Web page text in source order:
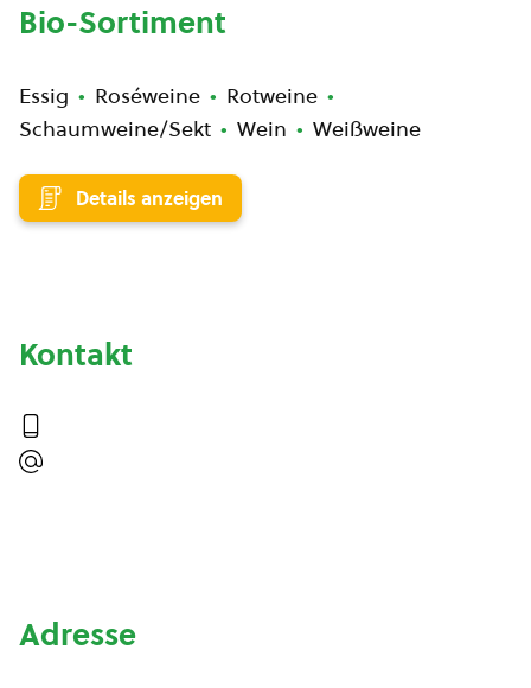
Bio-Sortiment
Essig Roséweine
Rotweine
Schaumweine/Sekt
Wein Weißweine
Details anzeigen
Kontakt
Adresse